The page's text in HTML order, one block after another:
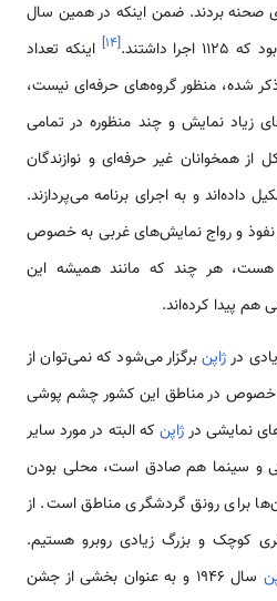
اجرا به روی صحنه بردند. ضمن اینکه در همین سال
[۱۴] اینکه تعداد
بیش از 200 گروه ذکر شده، منظور گروه‌های حرفه‌ای نیست،
زیاد نمایش و چند منظوره در تمامی
از همخوانان غیر حرفه‌ای و نوازندگان
داده‌اند و به اجرای برنامه می‌پردازند.
نفوذ و رواج نمایش‌های غربی به خصوص
هست، هر چند که مانند همیشه این
هم پیدا کرده‌اند.
درژاپنبرگزار می‌شود که نمی‌توان از
خصوص در مناطق این کشور چشم پوشی
نمایشی درژاپن که البته در مورد سایر
و سینما هم صادق است، محلی بودن
برای رونق گردشگری مناطق است. از
کوچک و بزرگ زیادی روبرو هستیم.
سال 1946 و به عنوان بخشی از جشن